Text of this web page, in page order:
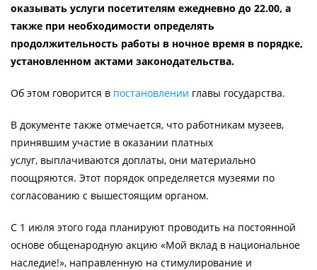
оказывать услуги посетителям ежедневно до 22.00, а
также при необходимости определять
продолжительность работы в ночное время в порядке,
установленном актами законодательства.
Об этом говорится в постановлении главы государства.
В документе также отмечается, что работникам музеев,
принявшим участие в оказании платных
услуг, выплачиваются доплаты, они материально
поощряются. Этот порядок определяется музеями по
согласованию с вышестоящим органом.
С 1 июля этого года планируют проводить на постоянной
основе общенародную акцию «Мой вклад в национальное
наследие!», направленную на стимулирование и